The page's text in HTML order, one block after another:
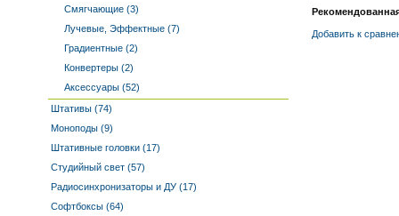
Смягчающие (3)
Лучевые, Эффектные (7)
Градиентные (2)
Конвертеры (2)
Аксессуары (52)
Штативы (74)
Моноподы (9)
Штативные головки (17)
Студийный свет (57)
Радиосинхронизаторы и ДУ (17)
Софтбоксы (64)
Добавить к